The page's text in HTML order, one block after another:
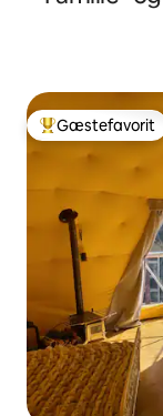
Bedste
Gæstefavorit